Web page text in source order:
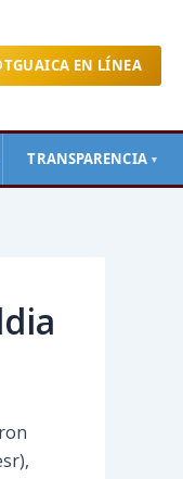
EN LÍNEA
TRANSPARENCIA ▼